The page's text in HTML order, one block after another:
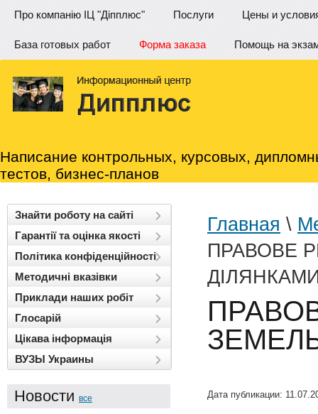
Про компанію ІЦ "Діпплюс" Послуги Цены и
База готовых работ Форма заказа Помощь на
Написание контрольных, курсовых,
тестов, бизнес-планов
Знайти роботу на сайті
Гарантії та оцінка якості
Політика конфіденційності
Методичні вказівки
Приклади наших робіт
Глосарій
Цікава інформація
ВУЗЫ Украины
Новости все
Главная \
ПРАВОВЕ
Дата публикации: